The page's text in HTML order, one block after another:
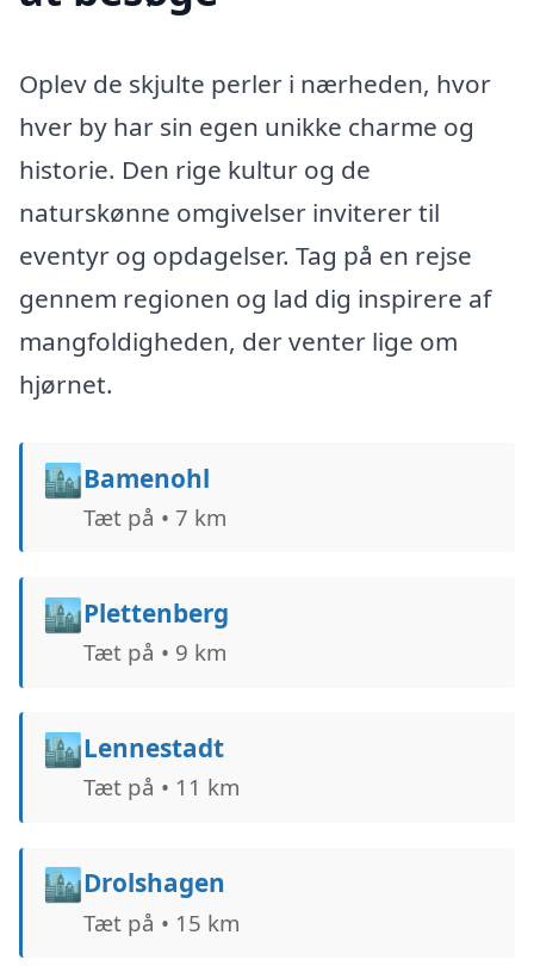
Oplev de skjulte perler i nærheden, hvor
hver by har sin egen unikke charme og
historie. Den rige kultur og de
naturskønne omgivelser inviterer til
eventyr og opdagelser. Tag på en rejse
gennem regionen og lad dig inspirere af
mangfoldigheden, der venter lige om
hjørnet.
🏙️Bamenohl
Tæt på • 7 km
🏙️Plettenberg
Tæt på • 9 km
🏙️Lennestadt
Tæt på • 11 km
🏙️Drolshagen
Tæt på • 15 km